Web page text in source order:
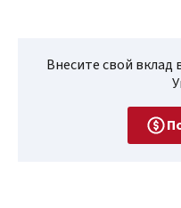
Внесите свой вклад